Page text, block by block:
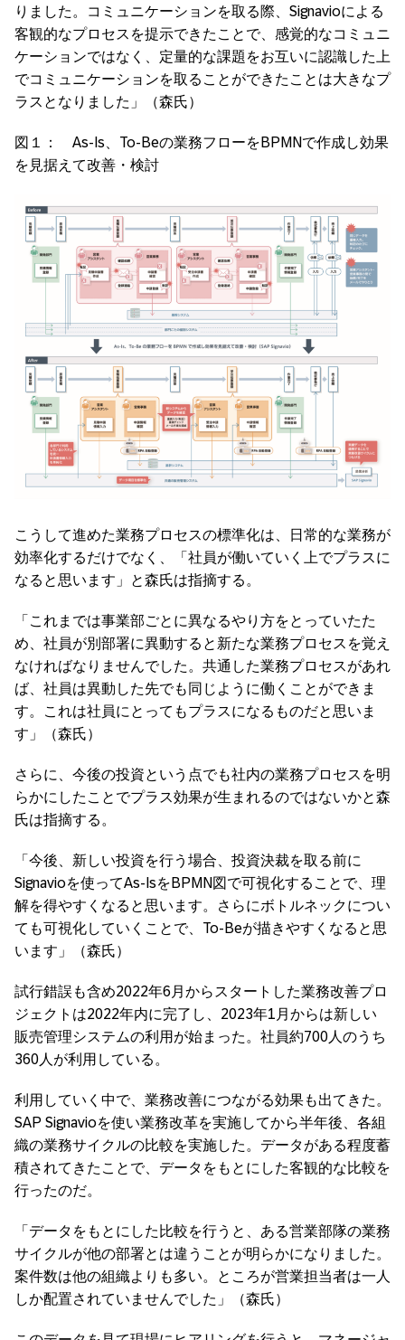
りました。コミュニケーションを取る際、Signavioによる
客観的なプロセスを提示できたことで、感覚的なコミュニ
ケーションではなく、定量的な課題をお互いに認識した上
でコミュニケーションを取ることができたことは大きなプ
ラスとなりました」（森氏）
図１： As-Is、To-Beの業務フローをBPMNで作成し効果
を見据えて改善・検討
こうして進めた業務プロセスの標準化は、日常的な業務が
効率化するだけでなく、「社員が働いていく上でプラスに
なると思います」と森氏は指摘する。
「これまでは事業部ごとに異なるやり方をとっていたた
め、社員が別部署に異動すると新たな業務プロセスを覚え
なければなりませんでした。共通した業務プロセスがあれ
ば、社員は異動した先でも同じように働くことができま
す。これは社員にとってもプラスになるものだと思いま
す」（森氏）
さらに、今後の投資という点でも社内の業務プロセスを明
らかにしたことでプラス効果が生まれるのではないかと森
氏は指摘する。
「今後、新しい投資を行う場合、投資決裁を取る前に
Signavioを使ってAs-IsをBPMN図で可視化することで、理
解を得やすくなると思います。さらにボトルネックについ
ても可視化していくことで、To-Beが描きやすくなると思
います」（森氏）
試行錯誤も含め2022年6月からスタートした業務改善プロ
ジェクトは2022年内に完了し、2023年1月からは新しい
販売管理システムの利用が始まった。社員約700人のうち
360人が利用している。
利用していく中で、業務改善につながる効果も出てきた。
SAP Signavioを使い業務改革を実施してから半年後、各組
織の業務サイクルの比較を実施した。データがある程度蓄
積されてきたことで、データをもとにした客観的な比較を
行ったのだ。
「データをもとにした比較を行うと、ある営業部隊の業務
サイクルが他の部署とは違うことが明らかになりました。
案件数は他の組織よりも多い。ところが営業担当者は一人
しか配置されていませんでした」（森氏）